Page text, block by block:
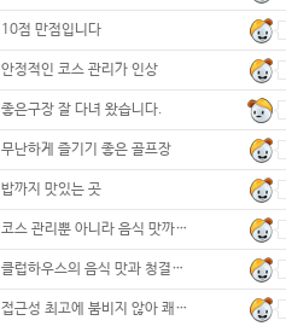
10점 만점입니다
안정적인 코스 관리가 인상
좋은구장 잘 다녀 왔습니다.
무난하게 즐기기 좋은 골프장
밥까지 맛있는 곳
코스 관리뿐 아니라 음식 맛까지 완벽!
클럽하우스의 음식 맛과 청결도 모두 최상
접근성 최고에 붐비지 않아 쾌적한 라운드였습